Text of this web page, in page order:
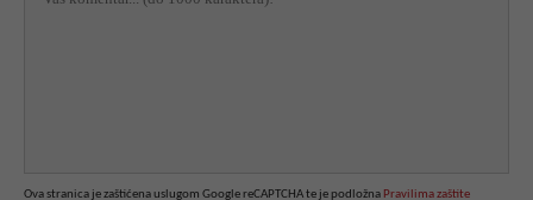
Ova stranica je zaštićena uslugom Google reCAPTCHA te je podložna Pravilima zaštite